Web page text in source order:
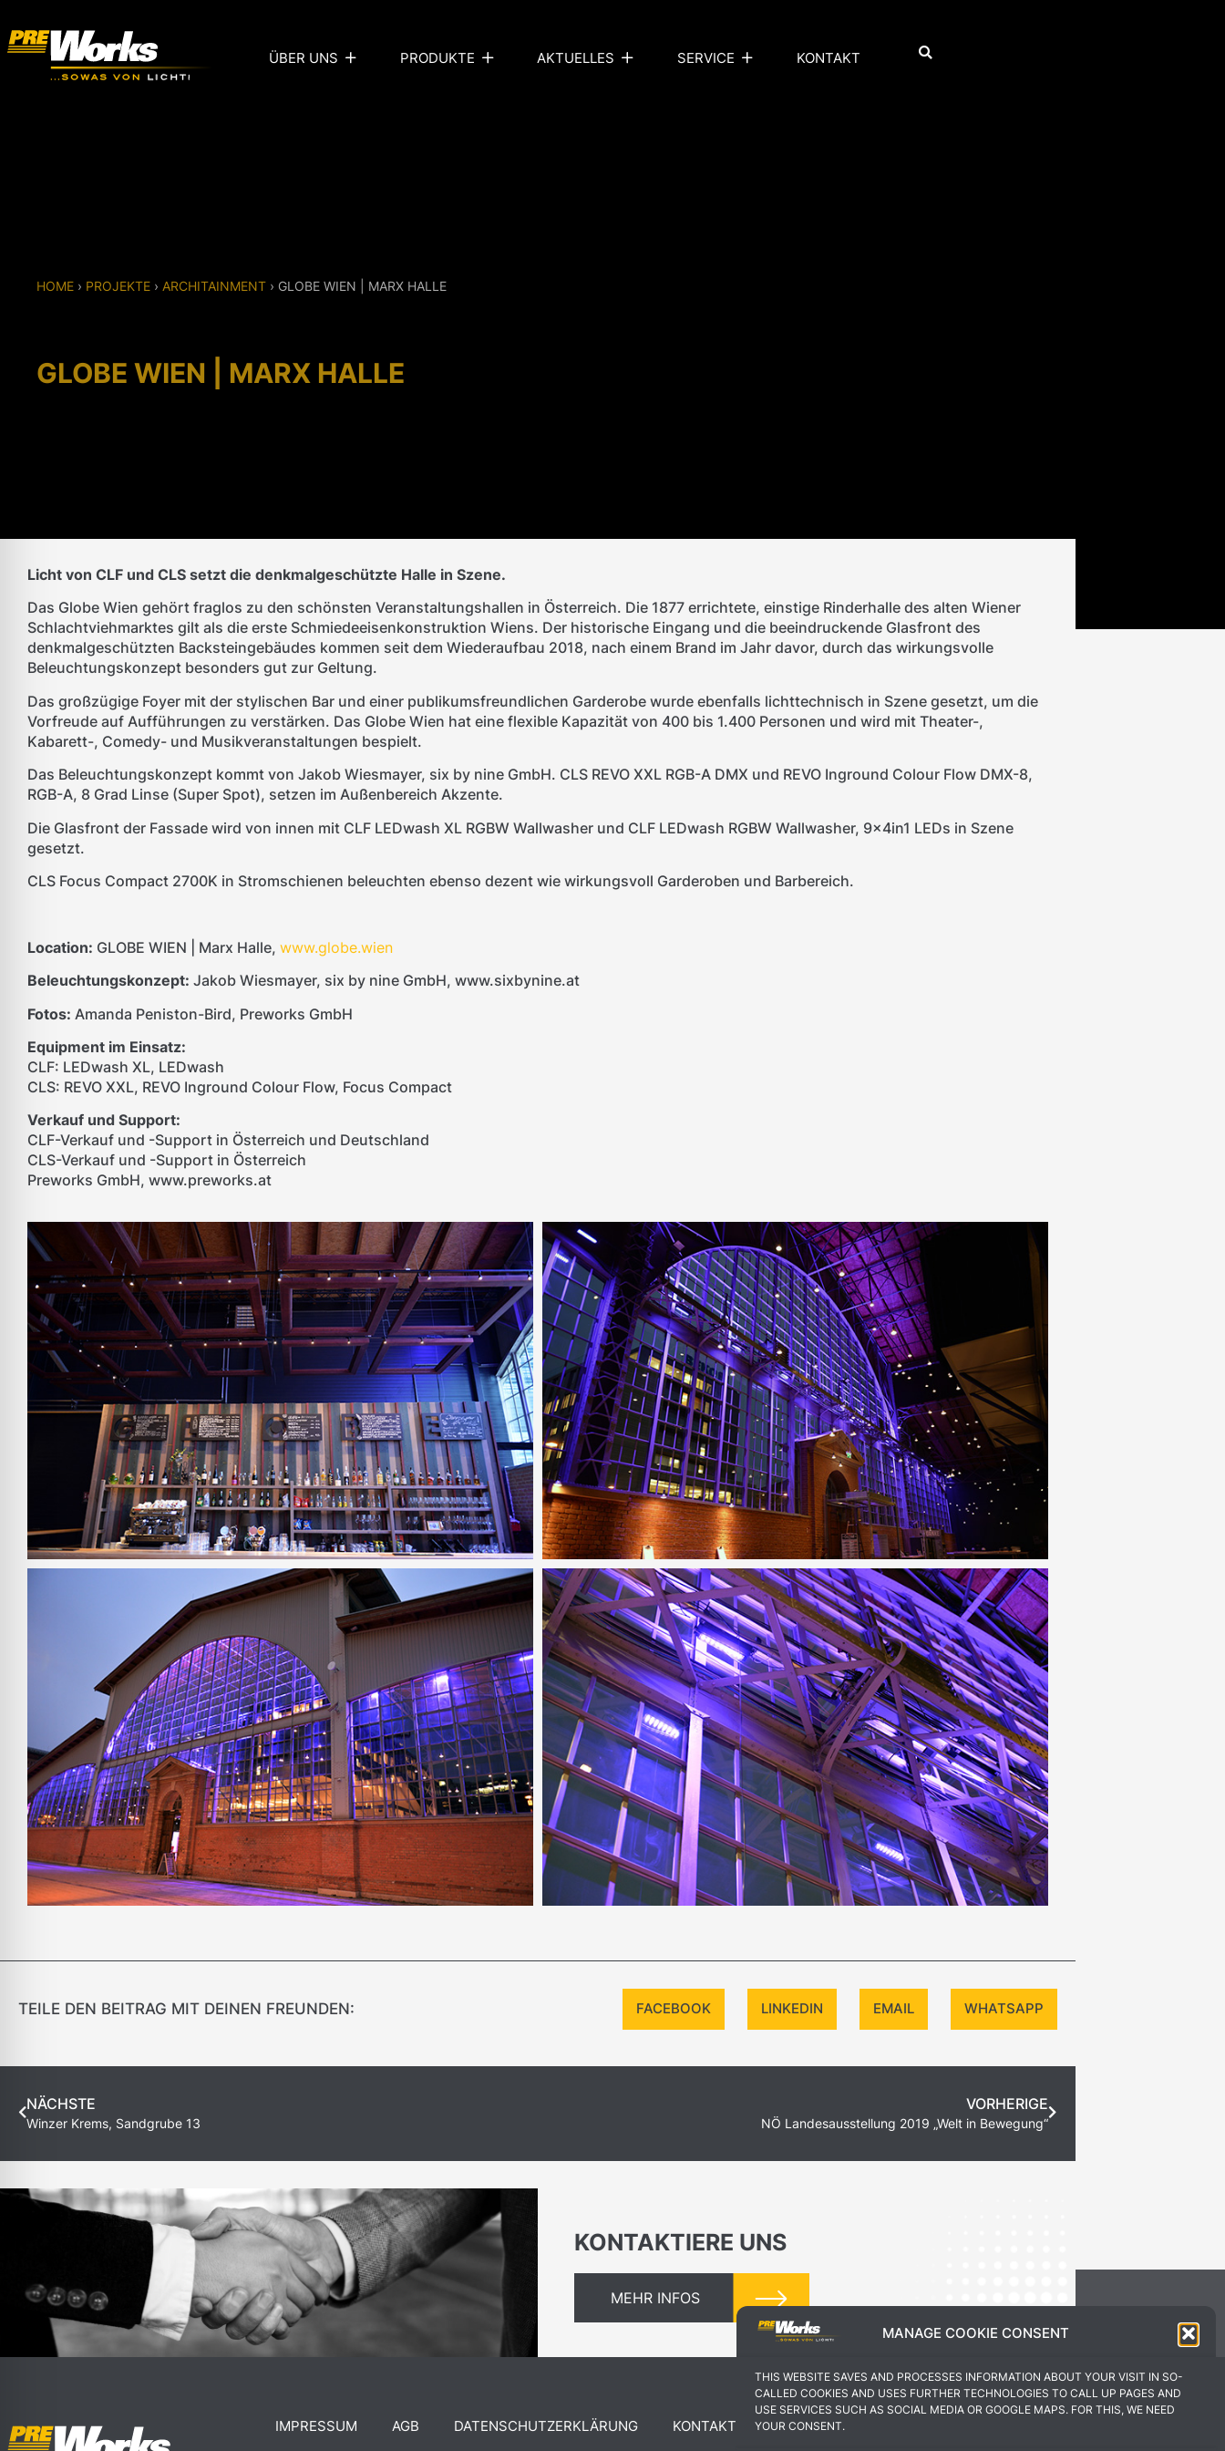
MANAGE COOKIE CONSENT
THIS WEBSITE SAVES AND PROCESSES INFORMATION ABOUT YOUR VISIT IN SO-
CALLED COOKIES AND USES FURTHER TECHNOLOGIES TO CALL UP PAGES AND
USE SERVICES SUCH AS SOCIAL MEDIA OR GOOGLE MAPS. FOR THIS, WE NEED
YOUR CONSENT.
ÜBER UNS PRODUKTE AKTUELLES SERVICE KONTAKT
HOME › PROJEKTE › ARCHITAINMENT › GLOBE WIEN | MARX HALLE
GLOBE WIEN | MARX HALLE
Licht von CLF und CLS setzt die denkmalgeschützte Halle in Szene.
Das Globe Wien gehört fraglos zu den schönsten Veranstaltungshallen in Österreich. Die 1877 errichtete, einstige Rinderhalle des alten Wiener
Schlachtviehmarktes gilt als die erste Schmiedeeisenkonstruktion Wiens. Der historische Eingang und die beeindruckende Glasfront des
denkmalgeschützten Backsteingebäudes kommen seit dem Wiederaufbau 2018, nach einem Brand im Jahr davor, durch das wirkungsvolle
Beleuchtungskonzept besonders gut zur Geltung.
Das großzügige Foyer mit der stylischen Bar und einer publikumsfreundlichen Garderobe wurde ebenfalls lichttechnisch in Szene gesetzt, um die
Vorfreude auf Aufführungen zu verstärken. Das Globe Wien hat eine flexible Kapazität von 400 bis 1.400 Personen und wird mit Theater-,
Kabarett-, Comedy- und Musikveranstaltungen bespielt.
Das Beleuchtungskonzept kommt von Jakob Wiesmayer, six by nine GmbH. CLS REVO XXL RGB-A DMX und REVO Inground Colour Flow DMX-8,
RGB-A, 8 Grad Linse (Super Spot), setzen im Außenbereich Akzente.
Die Glasfront der Fassade wird von innen mit CLF LEDwash XL RGBW Wallwasher und CLF LEDwash RGBW Wallwasher, 9x4in1 LEDs in Szene
gesetzt.
CLS Focus Compact 2700K in Stromschienen beleuchten ebenso dezent wie wirkungsvoll Garderoben und Barbereich.
Location: GLOBE WIEN | Marx Halle, www.globe.wien
Beleuchtungskonzept: Jakob Wiesmayer, six by nine GmbH, www.sixbynine.at
Fotos: Amanda Peniston-Bird, Preworks GmbH
Equipment im Einsatz:
CLF: LEDwash XL, LEDwash
CLS: REVO XXL, REVO Inground Colour Flow, Focus Compact
Verkauf und Support:
CLF-Verkauf und -Support in Österreich und Deutschland
CLS-Verkauf und -Support in Österreich
Preworks GmbH, www.preworks.at
TEILE DEN BEITRAG MIT DEINEN FREUNDEN: FACEBOOK LINKEDIN EMAIL WHATSAPP
NÄCHSTE
Winzer Krems, Sandgrube 13
VORHERIGE
NÖ Landesausstellung 2019 „Welt in Bewegung“
KONTAKTIERE UNS
MEHR INFOS
IMPRESSUM AGB DATENSCHUTZERKLÄRUNG KONTAKT